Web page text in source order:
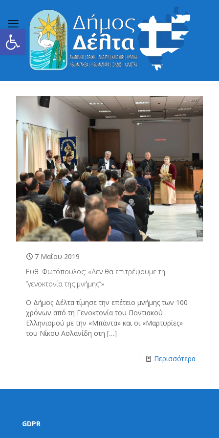
Ανοίξτε τη γραμμή εργαλείων
7 Μαΐου 2019
Ευθ. Φωτόπουλος: «Δεν θα επιτρέψουμε τη
‘‘γενοκτονία της μνήμης’’»
Ο Δήμος Δέλτα τίμησε την επέτειο μνήμης των 100
χρόνων από τη Γενοκτονία του Ποντιακού
Ελληνισμού με την «Μπάντα» και οι «Μαρτυρίες»
του Νίκου Ασλανίδη στη […]
Περισσότερα
GDPR